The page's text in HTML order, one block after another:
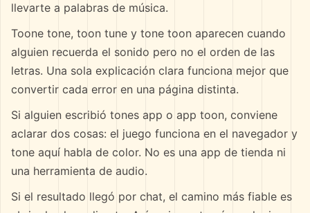
llevarte a palabras de música.
Toone tone, toon tune y tone toon aparecen cuando
alguien recuerda el sonido pero no el orden de las
letras. Una sola explicación clara funciona mejor que
convertir cada error en una página distinta.
Si alguien escribió tones app o app toon, conviene
aclarar dos cosas: el juego funciona en el navegador y
tone aquí habla de color. No es una app de tienda ni
una herramienta de audio.
Si el resultado llegó por chat, el camino más fiable es